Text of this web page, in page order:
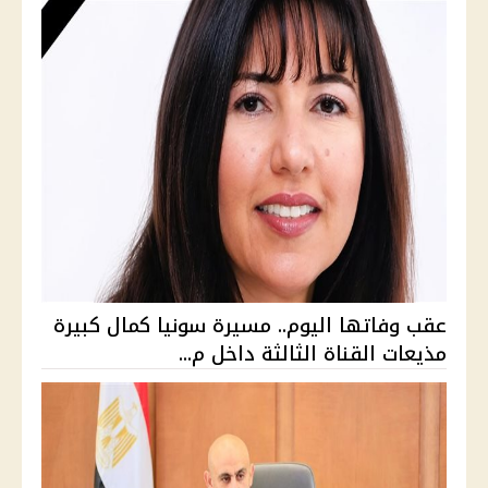
عقب وفاتها اليوم.. مسيرة سونيا كمال كبيرة
مذيعات القناة الثالثة داخل م...